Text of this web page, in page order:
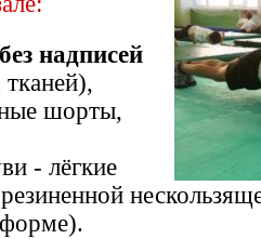
без надписей
шорты,
- лёгкие